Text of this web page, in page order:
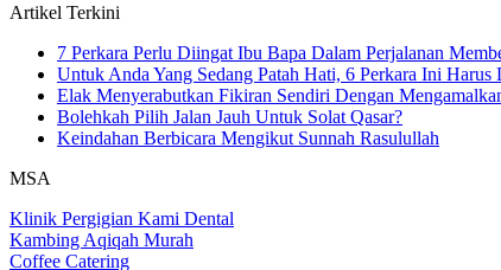
Artikel Terkini
7 Perkara Perlu Diingat Ibu Bapa Dalam Perjalanan
Untuk Anda Yang Sedang Patah Hati, 6 Perkara Ini Harus
Elak Menyerabutkan Fikiran Sendiri Dengan
Bolehkah Pilih Jalan Jauh Untuk Solat Qasar?
Keindahan Berbicara Mengikut Sunnah Rasulullah
MSA
Klinik Pergigian Kami Dental
Kambing Aqiqah Murah
Coffee Catering